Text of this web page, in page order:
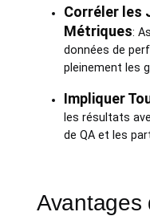
Corréler les
Métriques:
données de
pleinement les
Impliquer
les résultats
de QA et les
Avantages